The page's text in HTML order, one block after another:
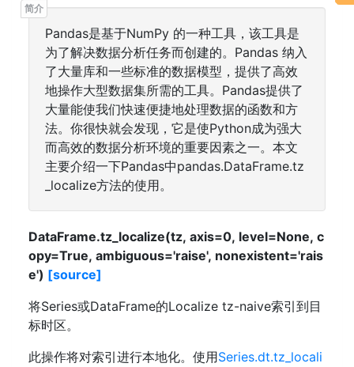
Pandas是基于NumPy 的一种工具，该工具是
为了解决数据分析任务而创建的。Pandas 纳入
了大量库和一些标准的数据模型，提供了高效
地操作大型数据集所需的工具。Pandas提供了
大量能使我们快速便捷地处理数据的函数和方
法。你很快就会发现，它是使Python成为强大
而高效的数据分析环境的重要因素之一。本文
主要介绍一下Pandas中pandas.DataFrame.tz
_localize方法的使用。
DataFrame.tz_localize(tz, axis=0, level=None, c
opy=True, ambiguous='raise', nonexistent='rais
e') [source]
将Series或DataFrame的Localize tz-naive索引到目
标时区。
此操作将对索引进行本地化。使用Series.dt.tz_locali